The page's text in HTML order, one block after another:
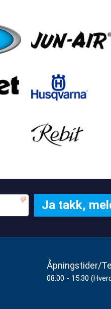
Åpningstider/
08:00 - 15:30